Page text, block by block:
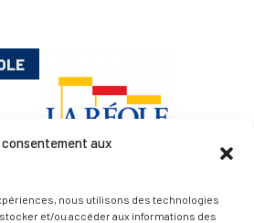
consentement aux
nous utilisons des technologies
et/ou accéder aux informations des